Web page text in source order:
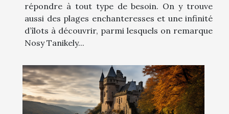
répondre à tout type de besoin. On y trouve
aussi des plages enchanteresses et une infinité
d’îlots à découvrir, parmi lesquels on remarque
Nosy Tanikely...